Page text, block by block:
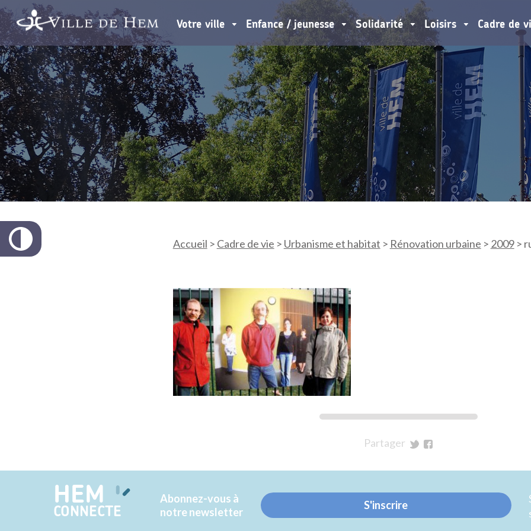
Votre ville Enfance / jeunesse Solidarité Loisirs Cadre de
Accueil > Cadre de vie > Urbanisme et habitat > Rénovation urbaine > 2009>
Partager
Twitter
Facebook
HEM
CONNECTE
Abonnez-vous à
notre newsletter
S'inscrire